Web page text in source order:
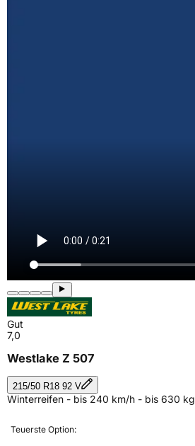
Gut
7,0
Westlake Z 507
215/50 R18 92 V
Winterreifen - bis 240 km/h - bis 630 kg
Teuerste Option: